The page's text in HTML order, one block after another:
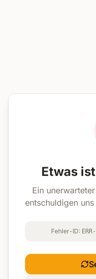
Etwas
Ein
entschuldigen
Fehler-ID: